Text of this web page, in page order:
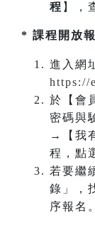
程 】，
* 課程開放
進入網
https://
於【會
密碼與
→【我
程，點
若要繼
錄」，
序報名。